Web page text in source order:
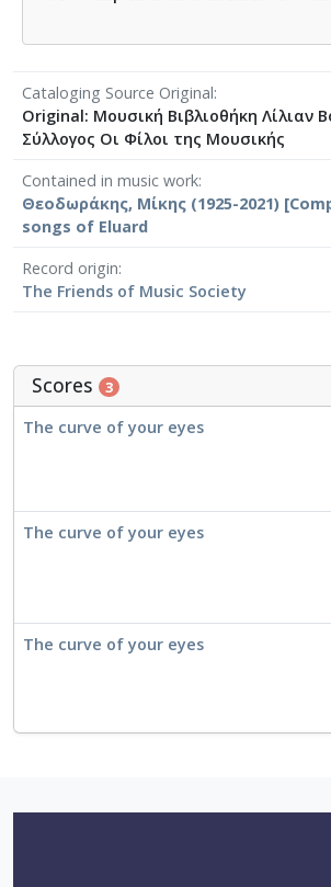
Cataloging Source Original
Original: Μουσική Βιβλιοθήκη Λίλιαν
Σύλλογος Οι Φίλοι της Μουσικής
Contained in music work
Θεοδωράκης, Μίκης (1925-2021)
songs of Eluard
Record origin
The Friends of Music Society
Scores 3
The curve of your eyes
The curve of your eyes
The curve of your eyes